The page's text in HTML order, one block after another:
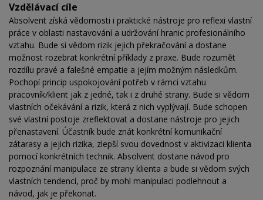
Vzdělávací cíle
Absolvent získá vědomosti i praktické nástroje pro reflexi vlastní
práce v oblasti nastavování a udržování hranic profesionálního
vztahu. Bude si vědom rizik jejich překračování a dostane
možnost rozebrat konkrétní příklady z praxe. Bude rozumět
rozdílu pravé a falešné empatie a jejím možným následkům.
Pochopí princip uspokojování potřeb v rámci vztahu
pracovník/klient jak z jedné, tak i z druhé strany. Bude si vědom
vlastních očekávání a rizik, která z nich vyplývají. Bude schopen
své vlastní postoje zreflektovat a dostane nástroje pro jejich
přenastavení. Účastník bude znát konkrétní komunikační
zátarasy a jejich rizika, zlepší svou dovednost v aktivizaci klienta
pomocí konkrétních technik. Absolvent dostane návod pro
rozpoznání manipulace ze strany klienta a bude si vědom svých
vlastních tendencí, proč by mohl manipulaci podlehnout a
návod, jak je překonat.